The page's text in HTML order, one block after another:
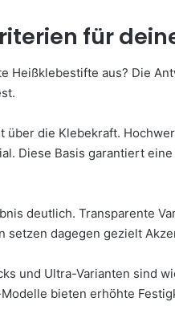
für
Heißklebestifte aus? Die
über die Klebekraft.
Diese Basis garantiert
deutlich. Transparente
setzen dagegen gezielt
und Ultra-Varianten sind
bieten erhöhte